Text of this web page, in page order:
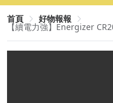
首頁 好物報報
【續電力強】Energizer